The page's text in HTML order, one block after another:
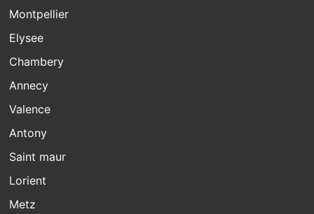
Montpellier
Elysee
Chambery
Annecy
Valence
Antony
Saint maur
Lorient
Metz